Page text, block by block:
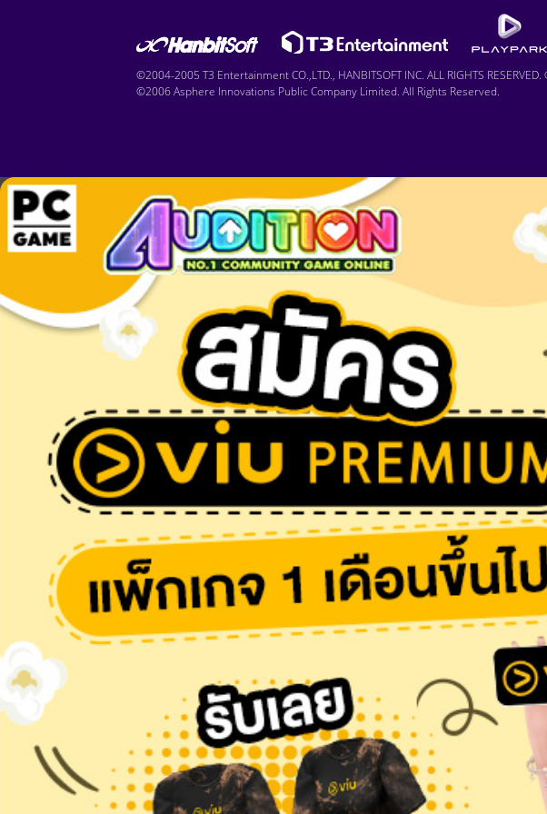
©2004-2005 T3 Entertainment CO.,LTD., HANBITSOFT INC. ALL RIGHTS
©2006 Asphere Innovations Public Company Limited. All Rights Reserved.